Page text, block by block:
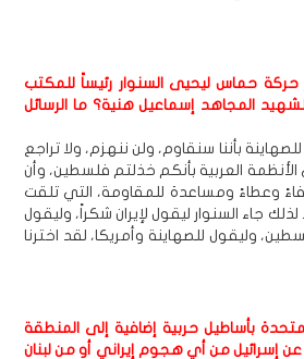
حماس ليحيى السنوار رئيساً للمكتب
المجاهد إسماعيل هنية؟ ما الرسائل
بأننا سنقاوم، ولن ننهزم، ولا تراجع
العربية بأنكم خذلتم فلسطين، وأن
وعطاءً ومساعدة للمقاومة، التي تلقت
جاء السنوار ليقول لإيران شكراً، وليقول
وليقول للصهاينة وأمريكا، لقد اخترنا
بأساطيل حربية إضافية إلى المنطقة
إسرائيل من أي هجوم إيراني أو من لبنان